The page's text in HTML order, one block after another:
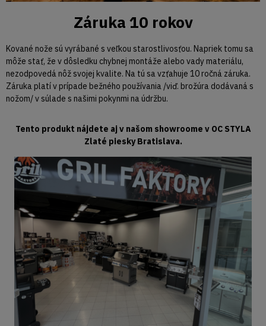
Záruka 10 rokov
Kované nože sú vyrábané s veľkou starostlivosťou. Napriek tomu sa
môže stať, že v dôsledku chybnej montáže alebo vady materiálu,
nezodpovedá nôž svojej kvalite. Na tú sa vzťahuje 10 ročná záruka.
Záruka platí v prípade bežného používania /viď. brožúra dodávaná s
nožom/ v súlade s našimi pokynmi na údržbu.
Tento produkt nájdete aj v našom showroome v OC STYLA
Zlaté piesky Bratislava.